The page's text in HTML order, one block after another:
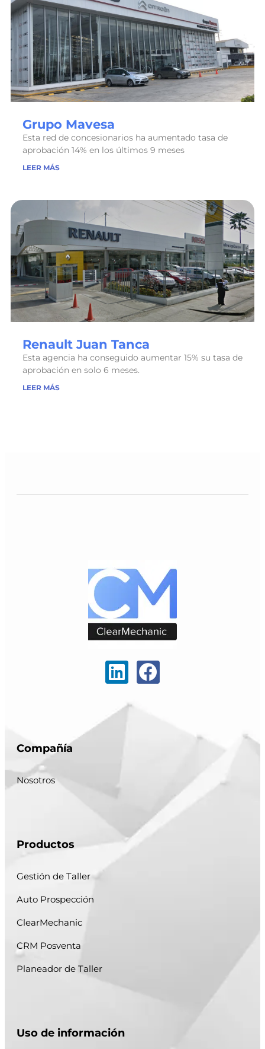
Grupo Mavesa
Esta red de concesionarios ha aumentado tasa de
aprobación 14% en los últimos 9 meses
LEER MÁS
Renault Juan Tanca
Esta agencia ha conseguido aumentar 15% su tasa de
aprobación en solo 6 meses.
LEER MÁS
Compañía
Nosotros
Productos
Gestión de Taller
Auto Prospección
ClearMechanic
CRM Posventa
Planeador de Taller
Uso de información